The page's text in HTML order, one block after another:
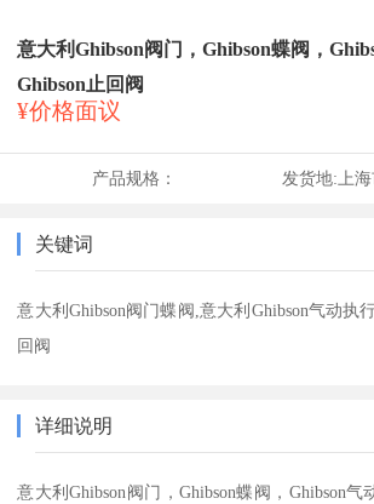
意大利Ghibson阀门，Ghibson蝶阀，
Ghibson止回阀
¥价格面议
产品规格： 发货地:上
关键词
意大利Ghibson阀门蝶阀,意大利Ghibson气动执
回阀
详细说明
意大利Ghibson阀门，Ghibson蝶阀，Ghibson气